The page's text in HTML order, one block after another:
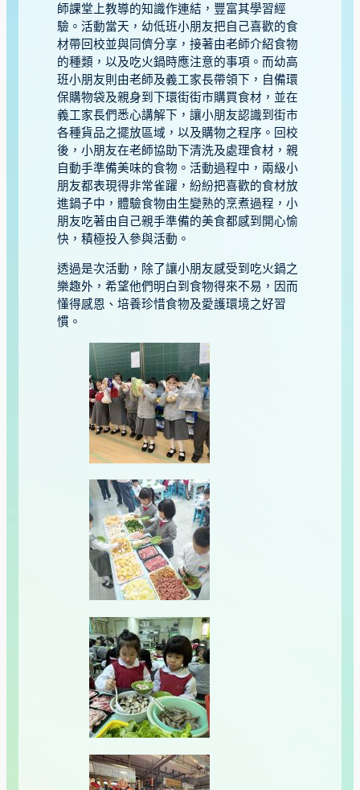
師課堂上教導的知識作連結，豐富其學習經
驗。活動當天，幼低班小朋友把自己喜歡的食
材帶回校並與同儕分享，接著由老師介紹食物
的種類，以及吃火鍋時應注意的事項。而幼高
班小朋友則由老師及義工家長帶領下，自備環
保購物袋及親身到下環街街市購買食材，並在
義工家長們悉心講解下，讓小朋友認識到街市
各種貨品之擺放區域，以及購物之程序。回校
後，小朋友在老師協助下清洗及處理食材，親
自動手準備美味的食物。活動過程中，兩級小
朋友都表現得非常雀躍，紛紛把喜歡的食材放
進鍋子中，體驗食物由生變熟的烹煮過程，小
朋友吃著由自己親手準備的美食都感到開心愉
快，積極投入參與活動。
透過是次活動，除了讓小朋友感受到吃火鍋之
樂趣外，希望他們明白到食物得來不易，因而
懂得感恩、培養珍惜食物及愛護環境之好習
慣。